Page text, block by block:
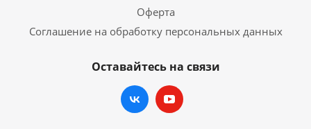
Оферта
Соглашение на обработку персональных данных
Оставайтесь на связи